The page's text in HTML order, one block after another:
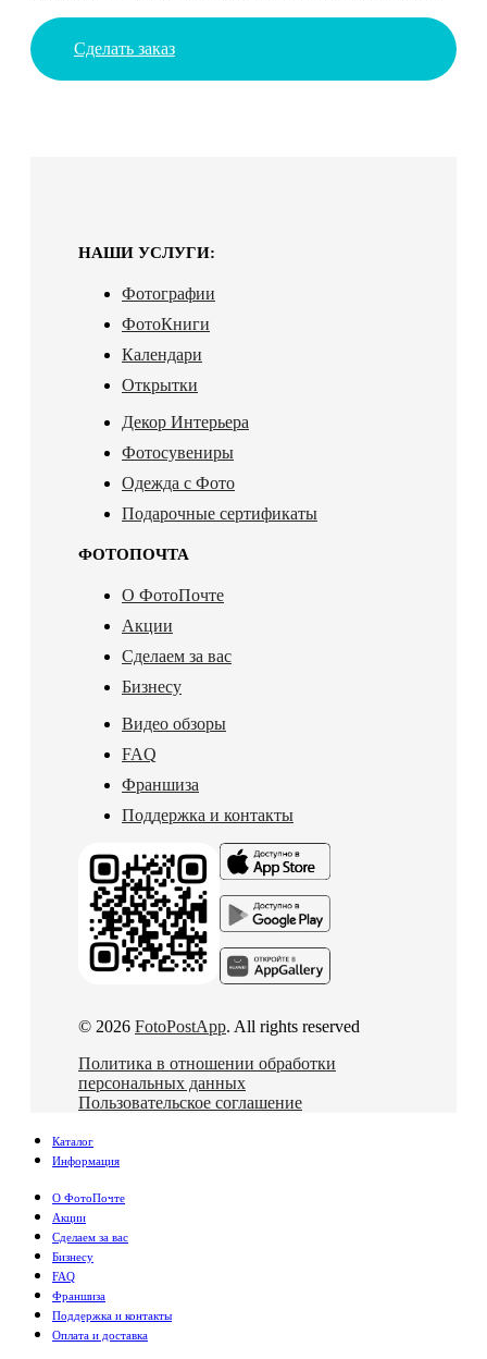
Сделать заказ
НАШИ УСЛУГИ:
Фотографии
ФотоКниги
Календари
Открытки
Декор Интерьера
Фотосувениры
Одежда с Фото
Подарочные сертификаты
ФОТОПОЧТА
О ФотоПочте
Акции
Сделаем за вас
Бизнесу
Видео обзоры
FAQ
Франшиза
Поддержка и контакты
© 2026 FotoPostApp. All rights reserved
Политика в отношении обработки
персональных данных
Пользовательское соглашение
Каталог
Информация
О ФотоПочте
Акции
Сделаем за вас
Бизнесу
FAQ
Франшиза
Поддержка и контакты
Оплата и доставка